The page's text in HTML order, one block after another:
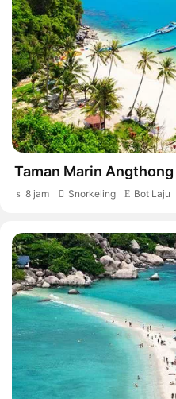
Taman Marin Angthong
8 jam Snorkeling Bot Laju